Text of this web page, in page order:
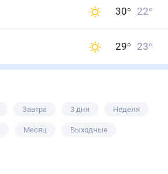
30° 22°
29° 23°
Завтра 3 дня Неделя
Месяц Выходные